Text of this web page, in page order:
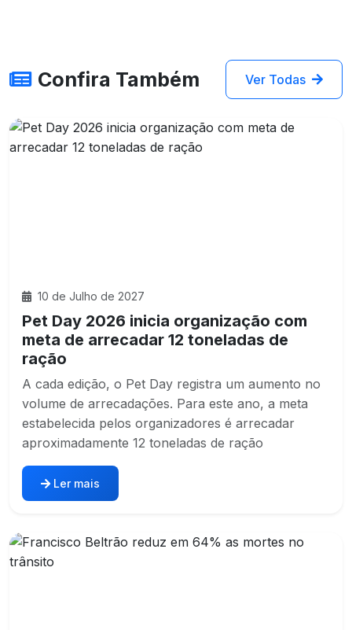
Confira Também Ver Todas
10 de Julho de 2027
Pet Day 2026 inicia organização com
meta de arrecadar 12 toneladas de
ração
A cada edição, o Pet Day registra um aumento no
volume de arrecadações. Para este ano, a meta
estabelecida pelos organizadores é arrecadar
aproximadamente 12 toneladas de ração
Ler mais